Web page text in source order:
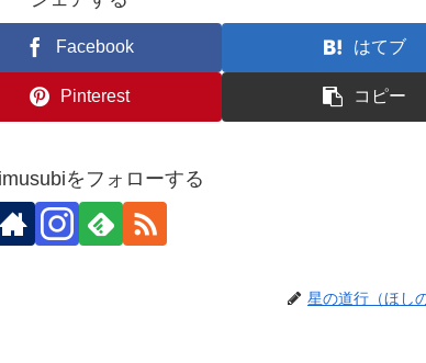
Facebook はてブ
Pinterest コピー
をフォローする
星の道行（ほし